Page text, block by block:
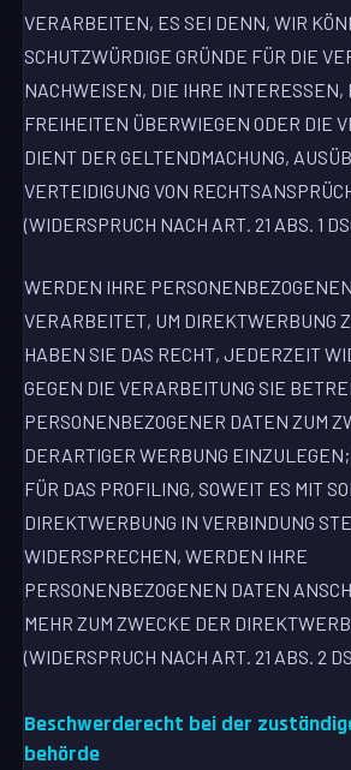
VERARBEITEN, ES SEI DENN, WIR
SCHUTZWÜRDIGE GRÜNDE FÜR DIE
NACHWEISEN, DIE IHRE INTERESSEN,
FREIHEITEN ÜBERWIEGEN ODER DIE
DIENT DER GELTENDMACHUNG,
VERTEIDIGUNG VON
(WIDERSPRUCH NACH ART. 21 ABS. 1
WERDEN IHRE
VERARBEITET, UM DIREKTWERBUNG
HABEN SIE DAS RECHT, JEDERZEIT
GEGEN DIE VERARBEITUNG SIE
PERSONENBEZOGENER DATEN ZUM
DERARTIGER WERBUNG EINZULEGEN;
FÜR DAS PROFILING, SOWEIT ES MIT
DIREKTWERBUNG IN VERBINDUNG
WIDERSPRECHEN, WERDEN IHRE
PERSONENBEZOGENEN DATEN
MEHR ZUM ZWECKE DER
(WIDERSPRUCH NACH ART. 21 ABS. 2
Beschwerde­recht bei der
behörde